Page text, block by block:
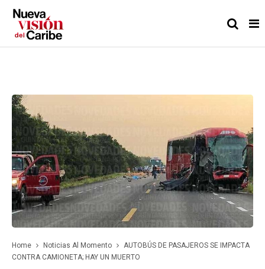
Home Noticias Al Momento
AUTOBÚS DE PASAJEROS SE IMPACTA
CONTRA CAMIONETA; HAY UN MUERTO